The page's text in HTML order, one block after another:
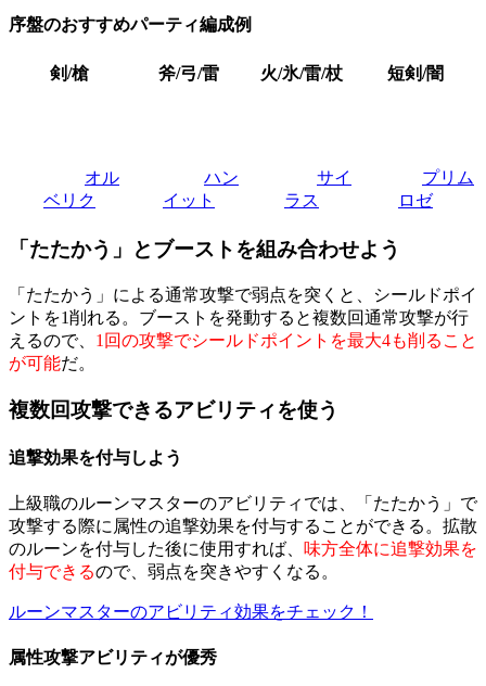
序盤のおすすめパーティ編成例
剣/槍 斧/弓/雷 火/氷/雷/杖 短剣/闇
オル
ベリク
ハン
イット
サイ
ラス
プリム
ロゼ
「たたかう」とブーストを組み合わせよう
「たたかう」による通常攻撃で弱点を突くと、シールドポイ
ントを1削れる。ブーストを発動すると複数回通常攻撃が行
えるので、 1回の攻撃でシールドポイントを最大4も削ること
が可能だ。
複数回攻撃できるアビリティを使う
追撃効果を付与しよう
上級職のルーンマスターのアビリティでは、「たたかう」で
攻撃する際に属性の追撃効果を付与することができる。拡散
のルーンを付与した後に使用すれば、 味方全体に追撃効果を
付与できるので、弱点を突きやすくなる。
ルーンマスターのアビリティ効果をチェック！
属性攻撃アビリティが優秀